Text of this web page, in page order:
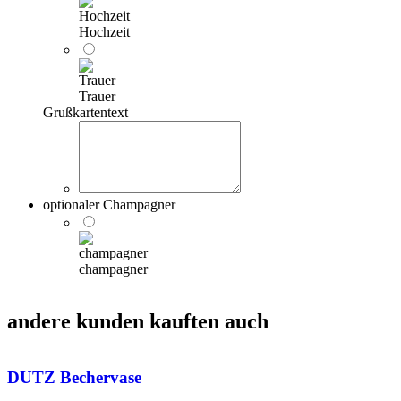
Hochzeit
Trauer
Grußkartentext
optionaler Champagner
champagner
andere kunden kauften auch
DUTZ Bechervase